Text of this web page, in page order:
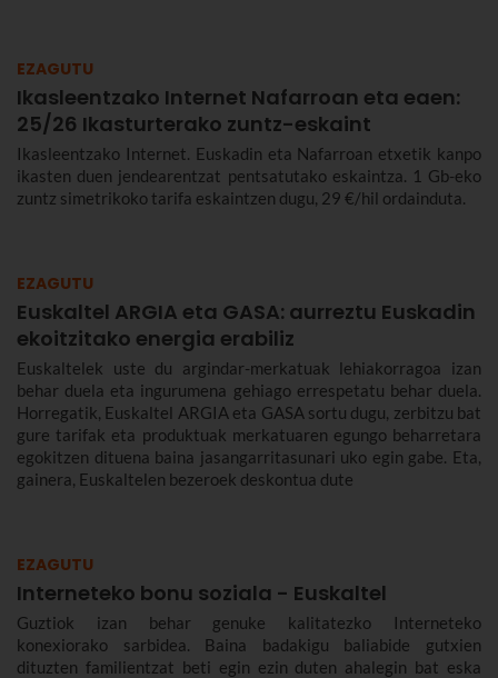
EZAGUTU
Ikasleentzako Internet Nafarroan eta eaen:
25/26 Ikasturterako zuntz-eskaint
Ikasleentzako Internet. Euskadin eta Nafarroan etxetik kanpo
ikasten duen jendearentzat pentsatutako eskaintza. 1 Gb-eko
zuntz simetrikoko tarifa eskaintzen dugu, 29 €/hil ordainduta.
EZAGUTU
Euskaltel ARGIA eta GASA: aurreztu Euskadin
ekoitzitako energia erabiliz
Euskaltelek uste du argindar-merkatuak lehiakorragoa izan
behar duela eta ingurumena gehiago errespetatu behar duela.
Horregatik, Euskaltel ARGIA eta GASA sortu dugu, zerbitzu bat
gure tarifak eta produktuak merkatuaren egungo beharretara
egokitzen dituena baina jasangarritasunari uko egin gabe. Eta,
gainera, Euskaltelen bezeroek deskontua dute
EZAGUTU
Interneteko bonu soziala - Euskaltel
Guztiok izan behar genuke kalitatezko Interneteko
konexiorako sarbidea. Baina badakigu baliabide gutxien
dituzten familientzat beti egin ezin duten ahalegin bat eska